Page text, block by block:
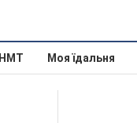
НМТ Моя їдальня